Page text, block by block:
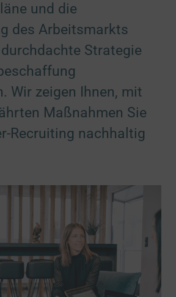
und die
des Arbeitsmarkts
Strategie
Wir zeigen Ihnen, mit
Maßnahmen Sie
Recruiting nachhaltig